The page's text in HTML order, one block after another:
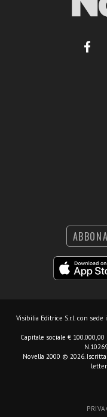
Visibilia Editrice S.r.l. con sede
Capitale sociale € 100.000,00
Novella 2000 © 2026.